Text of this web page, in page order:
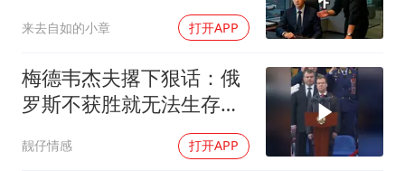
暴雨预报为何有时感觉不准
来去自如的小章 打开APP
梅德韦杰夫撂下狠话：俄
罗斯不获胜就无法生存，
西方正用乌克兰当锤子砸
碎俄国
靓仔情感 打开APP